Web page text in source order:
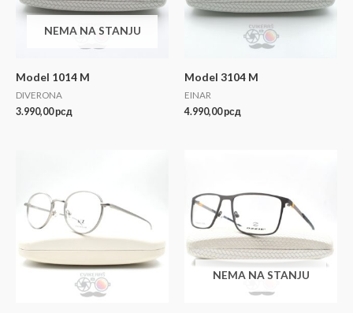
NEMA NA STANJU
Model 1014 M
DIVERONA
3.990,00рсд
Model 3104 M
EINAR
4.990,00рсд
NEMA NA STANJU